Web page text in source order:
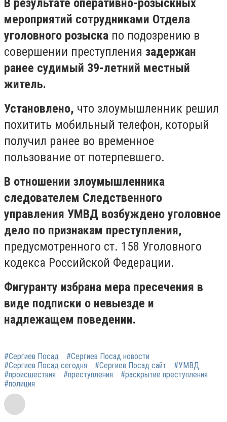
В результате оперативно-розыскных
мероприятий сотрудниками Отдела
уголовного розыска по подозрению в
совершении преступления задержан
ранее судимый 39-летний местный
житель.
Установлено, что злоумышленник решил
похитить мобильный телефон, который
получил ранее во временное
пользование от потерпевшего.
В отношении злоумышленника
следователем Следственного
управления УМВД возбуждено уголовное
дело по признакам преступления,
предусмотренного ст. 158 Уголовного
кодекса Российской Федерации.
Фигуранту избрана мера пресечения в
виде подписки о невыезде и
надлежащем поведении.
#Сергиев Посад
#Сергиев Посад новости
#Сергиев Посад сегодня
#Сергиев Посад сайт
#УМВД
#происшествия
#преступления
#раскрытие преступления
#полиция